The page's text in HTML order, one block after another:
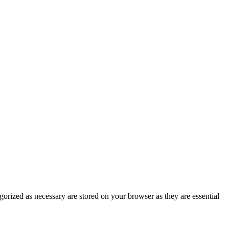
as necessary are stored on your browser as they are essential